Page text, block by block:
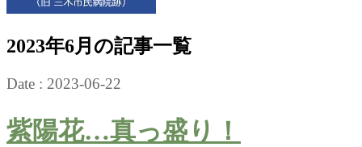
2023年6月の記事一覧
Date : 2023-06-22
紫陽花…真っ盛り！